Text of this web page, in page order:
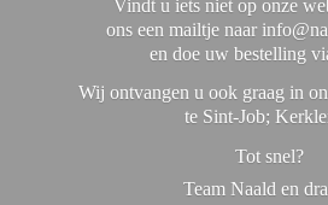
Vindt u iets niet op onze
ons een mailtje naar
en doe uw bestelling
Wij ontvangen u ook graag in
te Sint-Job;
Tot snel?
Team Naald en